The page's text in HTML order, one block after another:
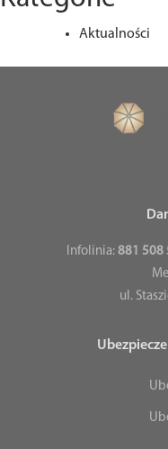
Aktualności
Infolinia: 881 508
ul.